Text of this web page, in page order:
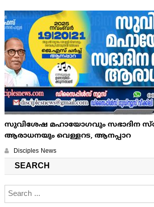
സുവിശേഷ മഹായോഗവും സഭാദിന
ആരാധനയും വെള്ളറട, ആനപ്പാറ
Disciples News
SEARCH